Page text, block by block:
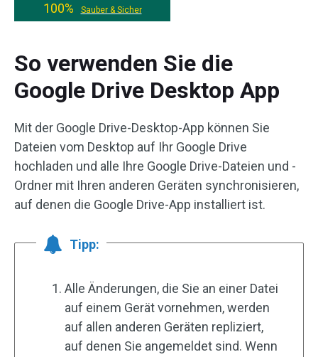
100%
Sauber & Sicher
So verwenden Sie die
Google Drive Desktop App
Mit der Google Drive-Desktop-App können Sie
Dateien vom Desktop auf Ihr Google Drive
hochladen und alle Ihre Google Drive-Dateien und -
Ordner mit Ihren anderen Geräten synchronisieren,
auf denen die Google Drive-App installiert ist.
Tipp:
Alle Änderungen, die Sie an einer Datei
auf einem Gerät vornehmen, werden
auf allen anderen Geräten repliziert,
auf denen Sie angemeldet sind. Wenn